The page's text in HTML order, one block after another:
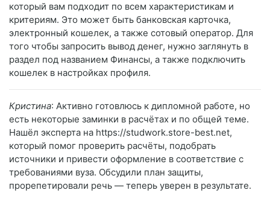
который вам подходит по всем характеристикам и
критериям. Это может быть банковская карточка,
электронный кошелек, а также сотовый оператор. Для
того чтобы запросить вывод денег, нужно заглянуть в
раздел под названием Финансы, а также подключить
кошелек в настройках профиля.
Кристина: Активно готовлюсь к дипломной работе, но
есть некоторые заминки в расчётах и по общей теме.
Нашёл эксперта на https://studwork.store-best.net,
который помог проверить расчёты, подобрать
источники и привести оформление в соответствие с
требованиями вуза. Обсудили план защиты,
прорепетировали речь — теперь уверен в результате.